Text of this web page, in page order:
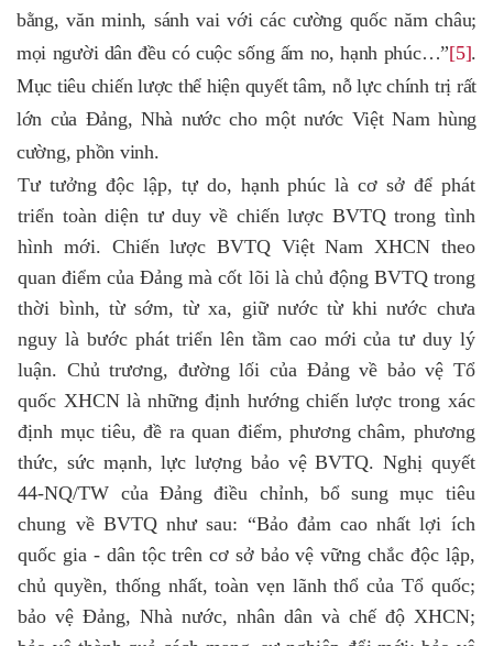
bằng, văn minh, sánh vai với các cường quốc năm châu;
mọi người dân đều có cuộc sống ấm no, hạnh phúc…”[5].
Mục tiêu chiến lược thể hiện quyết tâm, nỗ lực chính trị rất
lớn của Đảng, Nhà nước cho một nước Việt Nam hùng
cường, phồn vinh.
Tư tưởng độc lập, tự do, hạnh phúc là cơ sở để phát
triển toàn diện tư duy về chiến lược BVTQ trong tình
hình mới. Chiến lược BVTQ Việt Nam XHCN theo
quan điểm của Đảng mà cốt lõi là chủ động BVTQ trong
thời bình, từ sớm, từ xa, giữ nước từ khi nước chưa
nguy là bước phát triển lên tầm cao mới của tư duy lý
luận. Chủ trương, đường lối của Đảng về bảo vệ Tổ
quốc XHCN là những định hướng chiến lược trong xác
định mục tiêu, đề ra quan điểm, phương châm, phương
thức, sức mạnh, lực lượng bảo vệ BVTQ. Nghị quyết
44-NQ/TW của Đảng điều chỉnh, bổ sung mục tiêu
chung về BVTQ như sau: “Bảo đảm cao nhất lợi ích
quốc gia - dân tộc trên cơ sở bảo vệ vững chắc độc lập,
chủ quyền, thống nhất, toàn vẹn lãnh thổ của Tổ quốc;
bảo vệ Đảng, Nhà nước, nhân dân và chế độ XHCN;